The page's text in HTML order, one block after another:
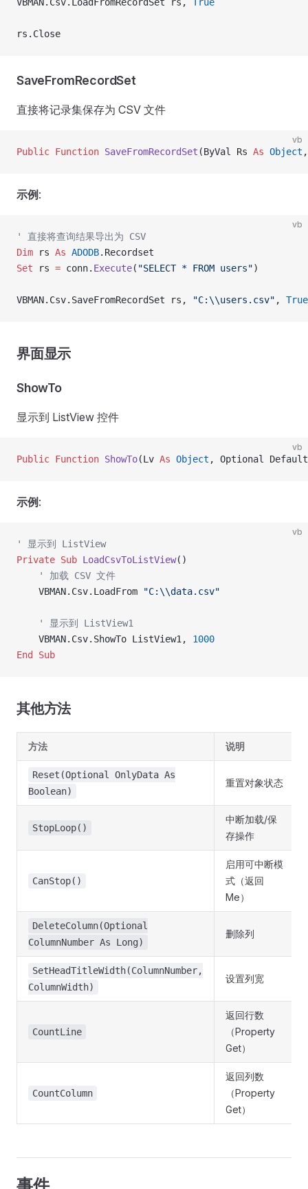
rs.Close
SaveFromRecordSet
直接将记录集保存为 CSV 文件
vb
Public Function SaveFromRecordSet (ByVal Rs As Object
示例 :
vb
' 直接将查询结果导出为 CSV
Dim rs As ADODB.Recordset
Set
rs = conn. Execute( "SELECT * FROM users")
VBMAN.Csv.SaveFromRecordSet rs, "C:\\users.csv" , True
界面显示
ShowTo
显示到 ListView 控件
vb
Public Function ShowTo(Lv As Object , Optional
示例 :
vb
' 显示到 ListView
Private Sub LoadCsvToListView()
    ' 加载 CSV 文件
    VBMAN.Csv.LoadFrom
"C:\\data.csv"
    ' 显示到 ListView1
    VBMAN.Csv.ShowTo ListView1,
1000
End Sub
其他方法
方法 说明
Reset(Optional OnlyData As
Boolean)
重置对象状态
StopLoop()
中断加载/保
存操作
CanStop()
启用可中断模
式（返回
Me）
DeleteColumn(Optional
ColumnNumber As Long)
删除列
SetHeadTitleWidth(ColumnNumber,
ColumnWidth)
设置列宽
CountLine
返回行数
（Property
Get）
CountColumn
返回列数
（Property
Get）